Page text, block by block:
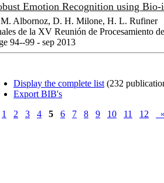
Emotion Recognition using Bio-
Albornoz, D. H. Milone, H. L. Rufiner
de la XV Reunión de Procesamiento
94--99 - sep 2013
Display the complete list (232
Export BIB's
1
2 3 4 5 6 7 8 9 10 11 12 »